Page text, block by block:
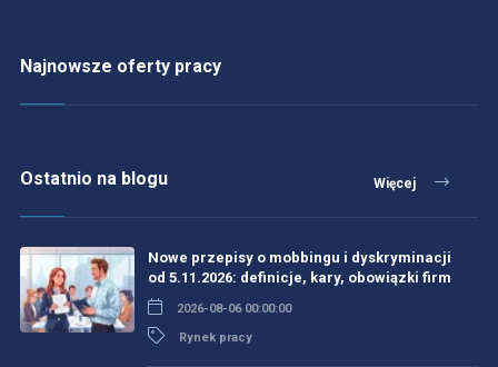
Najnowsze oferty pracy
Ostatnio na blogu Więcej
Nowe przepisy o mobbingu i dyskryminacji
od 5.11.2026: definicje, kary, obowiązki firm
2026-08-06 00:00:00
Rynek pracy